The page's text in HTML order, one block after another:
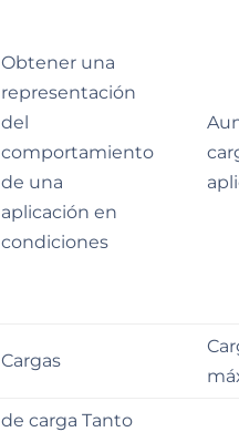
Obtener una
representación
del
comportamiento
de una
aplicación en
condiciones
Cargas
de carga Tanto